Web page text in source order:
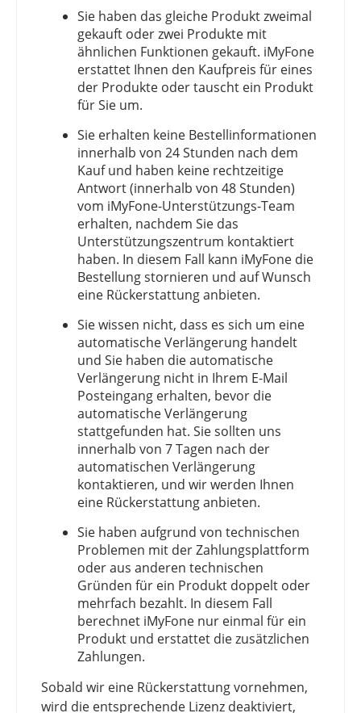
Sie haben das gleiche Produkt zweimal
gekauft oder zwei Produkte mit
ähnlichen Funktionen gekauft. iMyFone
erstattet Ihnen den Kaufpreis für eines
der Produkte oder tauscht ein Produkt
für Sie um.
Sie erhalten keine Bestellinformationen
innerhalb von 24 Stunden nach dem
Kauf und haben keine rechtzeitige
Antwort (innerhalb von 48 Stunden)
vom iMyFone-Unterstützungs-Team
erhalten, nachdem Sie das
Unterstützungszentrum kontaktiert
haben. In diesem Fall kann iMyFone die
Bestellung stornieren und auf Wunsch
eine Rückerstattung anbieten.
Sie wissen nicht, dass es sich um eine
automatische Verlängerung handelt
und Sie haben die automatische
Verlängerung nicht in Ihrem E-Mail
Posteingang erhalten, bevor die
automatische Verlängerung
stattgefunden hat. Sie sollten uns
innerhalb von 7 Tagen nach der
automatischen Verlängerung
kontaktieren, und wir werden Ihnen
eine Rückerstattung anbieten.
Sie haben aufgrund von technischen
Problemen mit der Zahlungsplattform
oder aus anderen technischen
Gründen für ein Produkt doppelt oder
mehrfach bezahlt. In diesem Fall
berechnet iMyFone nur einmal für ein
Produkt und erstattet die zusätzlichen
Zahlungen.
Sobald wir eine Rückerstattung vornehmen,
wird die entsprechende Lizenz deaktiviert,